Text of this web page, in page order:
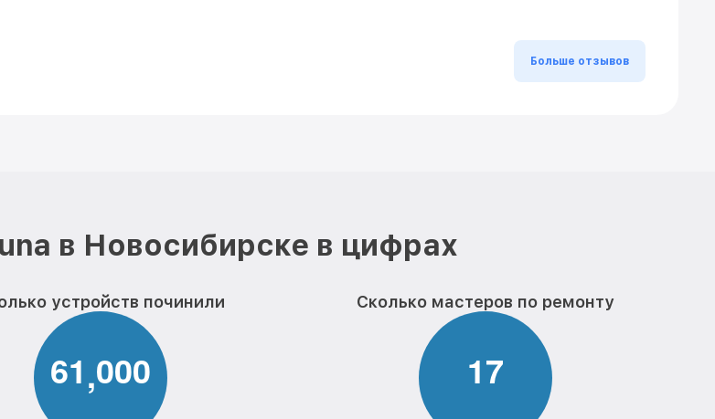
Больше отзывов
в Новосибирске в цифрах
устройств починили
61,000
Сколько мастеров по ремонту
17